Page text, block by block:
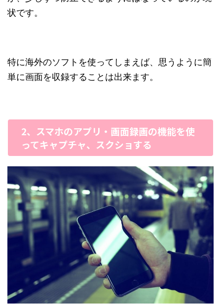
状です。
特に海外のソフトを使ってしまえば、思うように簡
単に画面を収録することは出来ます。
2、スマホのアプリ・画面録画の機能を使
ってキャプチャ、スクショする